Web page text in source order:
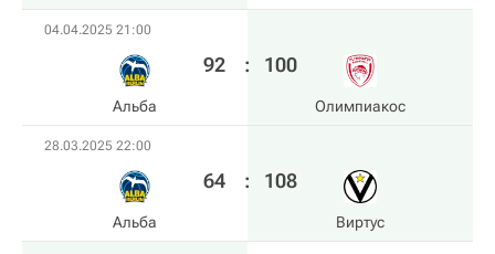
04.04.2025 21:00
Альба
92 : 100
Олимпиакос
28.03.2025 22:00
Альба
64 : 108
Виртус